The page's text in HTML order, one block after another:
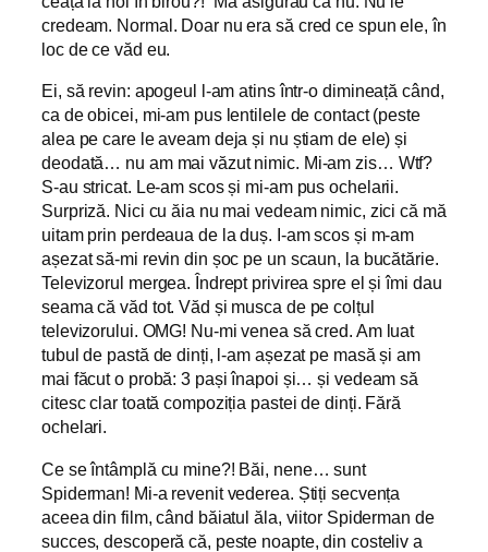
credeam. Normal. Doar nu era să cred ce spun ele, în
loc de ce văd eu.
Ei, să revin: apogeul l-am atins într-o dimineață când,
ca de obicei, mi-am pus lentilele de contact (peste
alea pe care le aveam deja și nu știam de ele) și
deodată… nu am mai văzut nimic. Mi-am zis… Wtf?
S-au stricat. Le-am scos și mi-am pus ochelarii.
Surpriză. Nici cu ăia nu mai vedeam nimic, zici că mă
uitam prin perdeaua de la duș. I-am scos și m-am
așezat să-mi revin din șoc pe un scaun, la bucătărie.
Televizorul mergea. Îndrept privirea spre el și îmi dau
seama că văd tot. Văd și musca de pe colțul
televizorului. OMG! Nu-mi venea să cred. Am luat
tubul de pastă de dinți, l-am așezat pe masă și am
mai făcut o probă: 3 pași înapoi și… și vedeam să
citesc clar toată compoziția pastei de dinți. Fără
ochelari.
Ce se întâmplă cu mine?! Băi, nene… sunt
Spiderman! Mi-a revenit vederea. Știți secvența
aceea din film, când băiatul ăla, viitor Spiderman de
succes, descoperă că, peste noapte, din costeliv a